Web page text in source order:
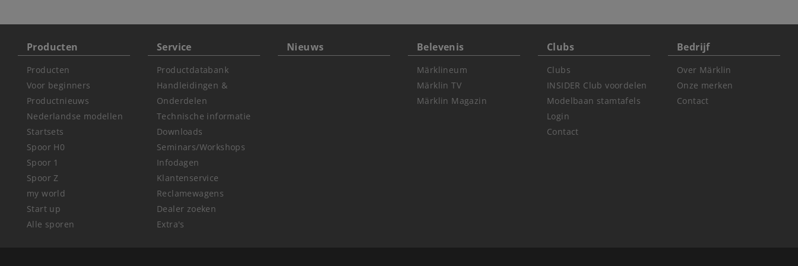
Producten
Producten
Voor beginners
Productnieuws
Nederlandse modellen
Startsets
Spoor H0
Spoor 1
Spoor Z
my world
Start up
Alle sporen
Service
Productdatabank
Handleidingen &
Onderdelen
Technische informatie
Downloads
Seminars/Workshops
Infodagen
Klantenservice
Reclamewagens
Dealer zoeken
Extra's
Nieuws Belevenis
Märklineum
Märklin TV
Märklin Magazin
Clubs
Clubs
INSIDER Club voordelen
Modelbaan stamtafels
Login
Contact
Bedrijf
Over Märklin
Onze merken
Contact